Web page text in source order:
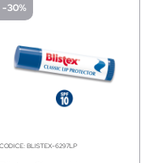
-30%
CODICE: BLISTEX-6297LP